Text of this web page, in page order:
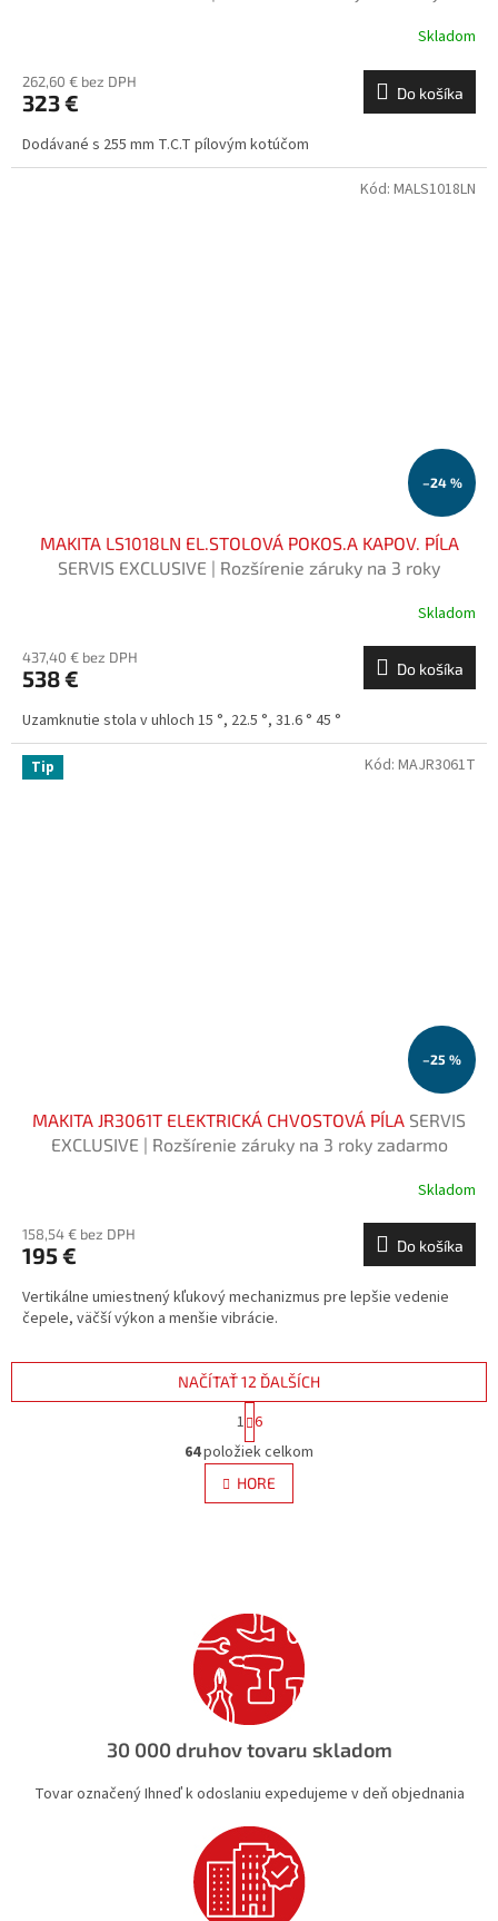
Skladom
262,60 € bez DPH
323 € Do košíka
Dodávané s 255 mm T.C.T pílovým kotúčom
–24 %
MAKITA LS1018LN EL.STOLOVÁ POKOS.A KAPOV. PÍLA
SERVIS EXCLUSIVE | Rozšírenie záruky na 3 roky
Skladom
437,40 € bez DPH
538 € Do košíka
Uzamknutie stola v uhloch 15 °, 22.5 °, 31.6 ° 45 °
Kód: MALS1018LN
Tip
–25 %
MAKITA JR3061T ELEKTRICKÁ CHVOSTOVÁ PÍLA SERVIS
EXCLUSIVE | Rozšírenie záruky na 3 roky zadarmo
Skladom
158,54 € bez DPH
195 € Do košíka
Vertikálne umiestnený kľukový mechanizmus pre lepšie vedenie
čepele, väčší výkon a menšie vibrácie.
Kód: MAJR3061T
O
v
l
á
e
p
r
v
k
ý
i
s
u
NAČÍTAŤ 12 ĎALŠÍCH
S
t
r
á
n
k
e
1 6
64položiek celkom
HORE
30 000 druhov tovaru skladom
Tovar označený Ihneď k odoslaniu expedujeme v deň objednania